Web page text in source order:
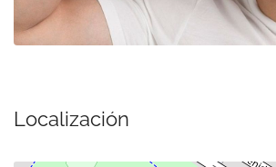
Localización